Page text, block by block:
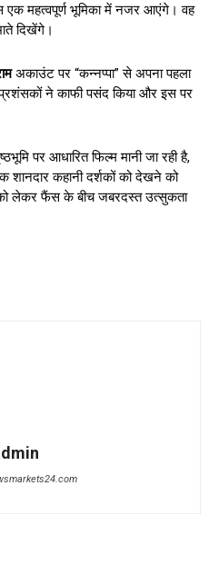
एक महत्वपूर्ण भूमिका में नजर आएंगे। वह
दिखेंगे।
अकाउंट पर “कन्नप्पा” से अपना पहला
ने काफी पसंद किया और इस पर
पर आधारित फिल्म मानी जा रही है,
शानदार कहानी दर्शकों को देखने को
लेकर फैंस के बीच जबरदस्त उत्सुकता